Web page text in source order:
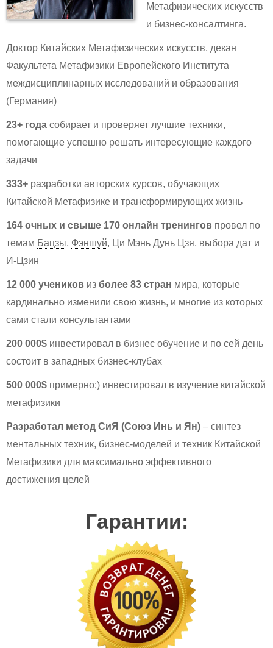
Метафизических искусств
и бизнес-консалтинга.
Доктор Китайских Метафизических искусств, декан
Факультета Метафизики Европейского Института
междисциплинарных исследований и образования
(Германия)
23+ года собирает и проверяет лучшие техники,
помогающие успешно решать интересующие каждого
задачи
333+ разработки авторских курсов, обучающих
Китайской Метафизике и трансформирующих жизнь
164 очных и свыше 170 онлайн тренингов провел по
темам Бацзы, Фэншуй, Ци Мэнь Дунь Цзя, выбора дат и
И-Цзин
12 000 учеников изболее 83 стран мира, которые
кардинально изменили свою жизнь, и многие из которых
сами стали консультантами
200 000$ инвестировал в бизнес обучение и по сей день
состоит в западных бизнес-клубах
500 000$ примерно:) инвестировал в изучение китайской
метафизики
Разработал метод СиЯ (Союз Инь и Ян)– синтез
ментальных техник, бизнес-моделей и техник Китайской
Метафизики для максимально эффективного
достижения целей
Гарантии: